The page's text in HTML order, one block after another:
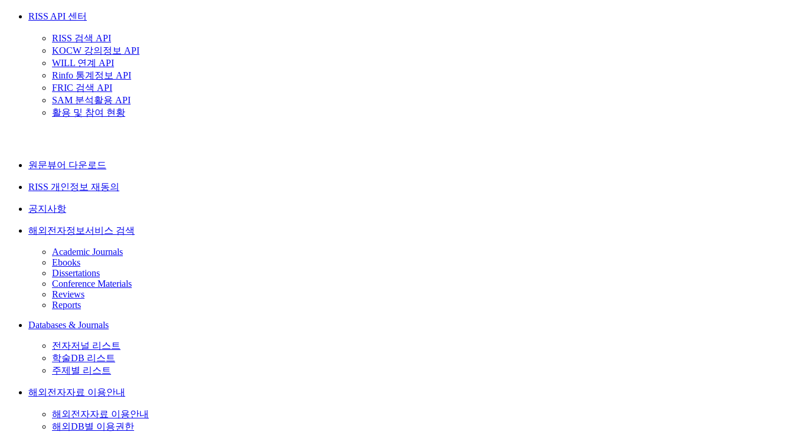
RISS API 센터
RISS 검색 API
KOCW 강의정보 API
WILL 연계 API
Rinfo 통계정보 API
FRIC 검색 API
SAM 분석활용 API
활용 및 참여 현황
원문뷰어 다운로드
RISS 개인정보 재동의
공지사항
해외전자정보서비스 검색
Academic Journals
Ebooks
Dissertations
Conference Materials
Reviews
Reports
Databases & Journals
전자저널 리스트
학술DB 리스트
주제별 리스트
해외전자자료 이용안내
해외전자자료 이용안내
해외DB별 이용권한